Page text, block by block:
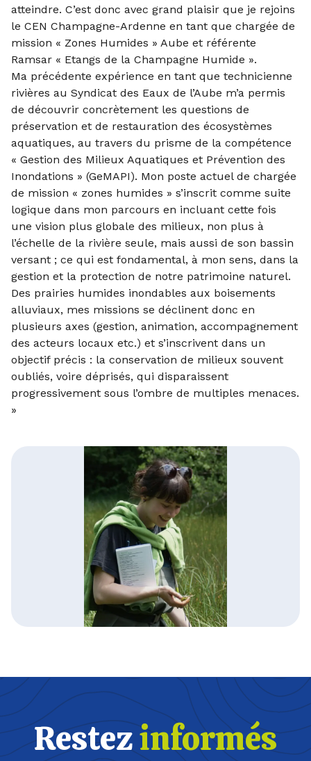
atteindre. C’est donc avec grand plaisir que je rejoins
le CEN Champagne-Ardenne en tant que chargée de
mission « Zones Humides » Aube et référente
Ramsar « Etangs de la Champagne Humide ».
Ma précédente expérience en tant que technicienne
rivières au Syndicat des Eaux de l’Aube m’a permis
de découvrir concrètement les questions de
préservation et de restauration des écosystèmes
aquatiques, au travers du prisme de la compétence
« Gestion des Milieux Aquatiques et Prévention des
Inondations » (GeMAPI). Mon poste actuel de chargée
de mission « zones humides » s’inscrit comme suite
logique dans mon parcours en incluant cette fois
une vision plus globale des milieux, non plus à
l’échelle de la rivière seule, mais aussi de son bassin
versant ; ce qui est fondamental, à mon sens, dans la
gestion et la protection de notre patrimoine naturel.
Des prairies humides inondables aux boisements
alluviaux, mes missions se déclinent donc en
plusieurs axes (gestion, animation, accompagnement
des acteurs locaux etc.) et s’inscrivent dans un
objectif précis : la conservation de milieux souvent
oubliés, voire déprisés, qui disparaissent
progressivement sous l’ombre de multiples menaces.
»
Restezinformés